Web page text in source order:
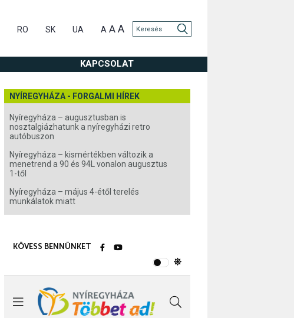
RO SK UA A A A
KAPCSOLAT
NYÍREGYHÁZA - FORGALMI HÍREK
Nyíregyháza – augusztusban is
nosztalgiázhatunk a nyíregyházi retro
autóbuszon
Nyíregyháza – kismértékben változik a
menetrend a 90 és 94L vonalon augusztus
1-től
Nyíregyháza – május 4-étől terelés
munkálatok miatt